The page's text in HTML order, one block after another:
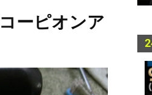
ーピオンア